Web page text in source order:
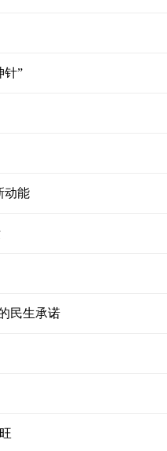
针”
动能
民生承诺